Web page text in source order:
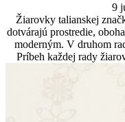
9
Žiarovky talianskej
dotvárajú prostredie,
moderným. V druhom
Príbeh každej rady